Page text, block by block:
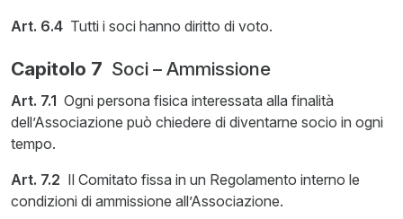
Art. 6.4 Tutti i soci hanno diritto di voto.
Capitolo 7 Soci – Ammissione
Art. 7.1 Ogni persona fisica interessata alla finalità
dell’Associazione può chiedere di diventarne socio in ogni
tempo.
Art. 7.2 Il Comitato fissa in un Regolamento interno le
condizioni di ammissione all’Associazione.